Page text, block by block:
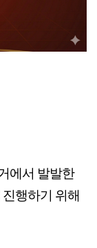
에서 발발한
행하기 위해